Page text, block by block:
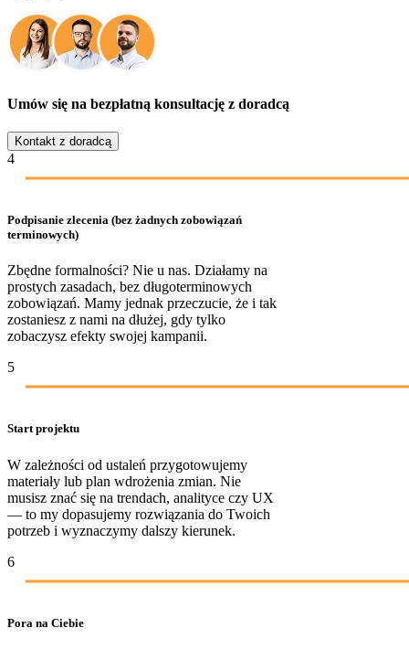
Umów się na bezpłatną konsultację z doradcą
Kontakt z doradcą
4
Podpisanie zlecenia (bez żadnych zobowiązań
terminowych)
Zbędne formalności? Nie u nas. Działamy na
prostych zasadach, bez długoterminowych
zobowiązań. Mamy jednak przeczucie, że i tak
zostaniesz z nami na dłużej, gdy tylko
zobaczysz efekty swojej kampanii.
5
Start projektu
W zależności od ustaleń przygotowujemy
materiały lub plan wdrożenia zmian. Nie
musisz znać się na trendach, analityce czy UX
— to my dopasujemy rozwiązania do Twoich
potrzeb i wyznaczymy dalszy kierunek.
6
Pora na Ciebie